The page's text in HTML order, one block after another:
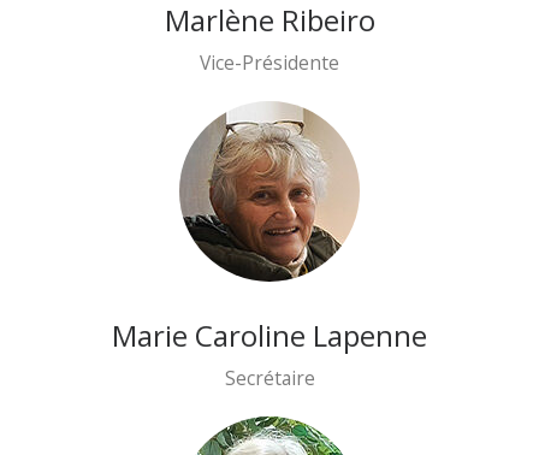
Marlène Ribeiro
Vice-Présidente
Marie Caroline Lapenne
Secrétaire